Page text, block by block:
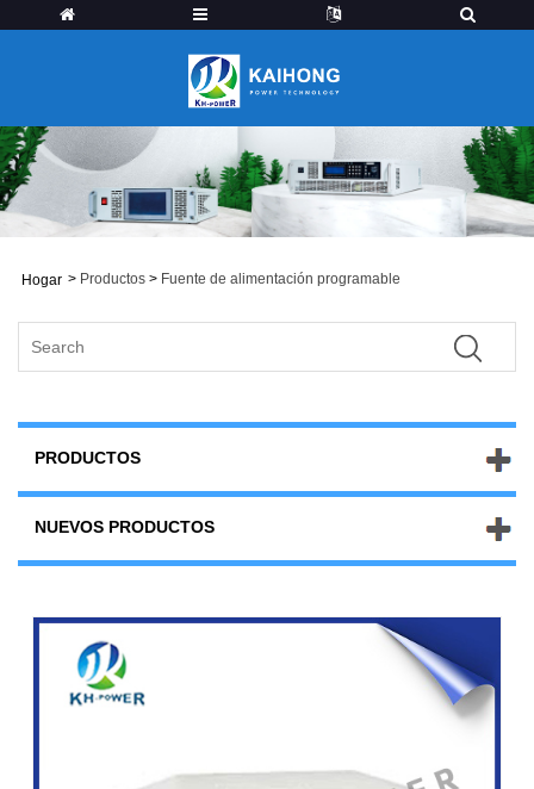
Hogar > Productos > Fuente de alimentación programable
PRODUCTOS
NUEVOS PRODUCTOS